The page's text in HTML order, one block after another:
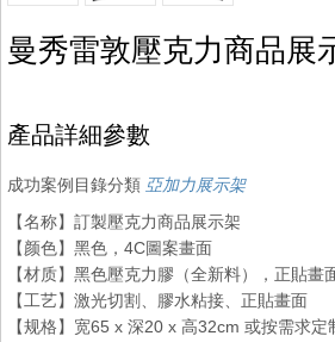
曼秀雷敦壓克力商品展
產品詳細參數
成功案例目錄分類 亞加力展示架
【名称】訂製壓克力商品展示架
【颜色】黑色，4C圖案畫面
【材质】黑色壓克力膠（全新料），正貼畫
【工艺】激光切割、膠水粘接、正貼畫面
【规格】宽65 x 深20 x 高32cm 或按需求定